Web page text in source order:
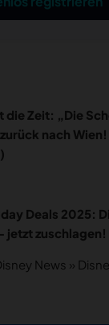
Zeit: „Die
nach
Deals 2025:
jetzt zuschlagen!
News »